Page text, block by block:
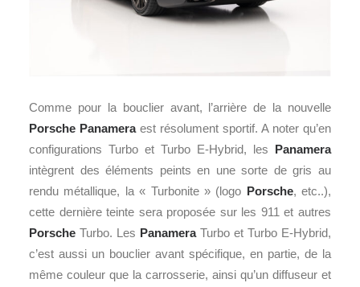
Comme pour la bouclier avant, l’arrière de la nouvelle
Porsche Panameraest résolument sportif. A noter qu’en
configurations Turbo et Turbo E-Hybrid, les Panamera
intègrent des éléments peints en une sorte de gris au
rendu métallique, la « Turbonite » (logo Porsche, etc..),
cette dernière teinte sera proposée sur les 911 et autres
Porsche Turbo. Les PanameraTurbo et Turbo E-Hybrid,
c’est aussi un bouclier avant spécifique, en partie, de la
même couleur que la carrosserie, ainsi qu’un diffuseur et